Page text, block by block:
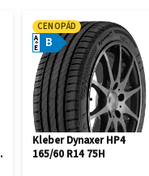
CENOPÁD
B
A
E
Kleber Dynaxer HP4
165/60 R14 75H